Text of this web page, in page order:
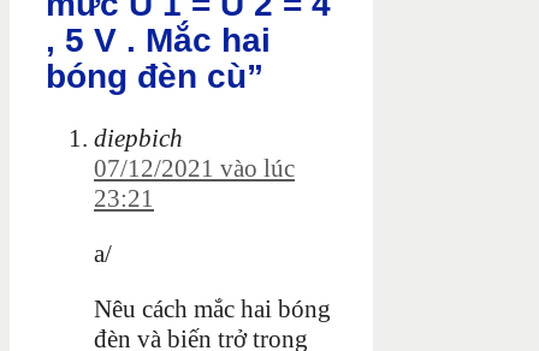
, 5 V . Mắc hai
bóng đèn cù”
diepbich
07/12/2021 vào lúc
23:21
a/
Nêu cách mắc hai bóng
đèn và biến trở trong